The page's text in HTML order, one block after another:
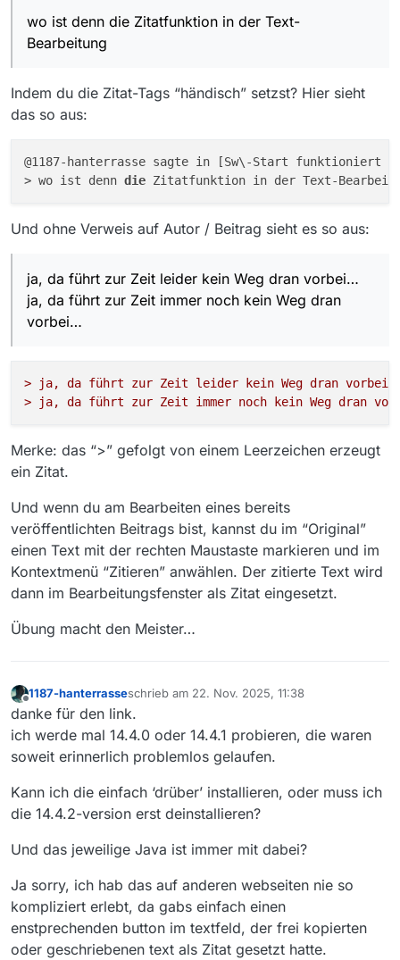
wo ist denn die Zitatfunktion in der Text-
Bearbeitung
Indem du die Zitat-Tags “händisch” setzst? Hier sieht
das so aus:
@1187-hanterrasse sagte in [Sw\-Start funktioniert
> wo ist denn die
Und ohne Verweis auf Autor / Beitrag sieht es so aus:
ja, da führt zur Zeit leider kein Weg dran vorbei…
ja, da führt zur Zeit immer noch kein Weg dran
vorbei…
> ja, da führt zur Zeit leider kein Weg dran vorbei…
> ja, da führt zur Zeit immer noch kein Weg dran
Merke: das “>” gefolgt von einem Leerzeichen erzeugt
ein Zitat.
Und wenn du am Bearbeiten eines bereits
veröffentlichten Beitrags bist, kannst du im “Original”
einen Text mit der rechten Maustaste markieren und im
Kontextmenü “Zitieren” anwählen. Der zitierte Text wird
dann im Bearbeitungsfenster als Zitat eingesetzt.
Übung macht den Meister…
Offline
1187-hanterrasseschrieb am 22. Nov. 2025, 11:38
zuletzt editiert von
danke für den link.
ich werde mal 14.4.0 oder 14.4.1 probieren, die waren
soweit erinnerlich problemlos gelaufen.
Kann ich die einfach ‘drüber’ installieren, oder muss ich
die 14.4.2-version erst deinstallieren?
Und das jeweilige Java ist immer mit dabei?
Ja sorry, ich hab das auf anderen webseiten nie so
kompliziert erlebt, da gabs einfach einen
enstprechenden button im textfeld, der frei kopierten
oder geschriebenen text als Zitat gesetzt hatte.